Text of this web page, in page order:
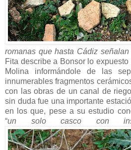
romanas que hasta Cádiz
Fita describe a Bonsor lo
Molina informándole de las
innumerables fragmentos
con las obras de un canal de
sin duda fue una importante
en los que, pese a su estudio
“un solo casco con